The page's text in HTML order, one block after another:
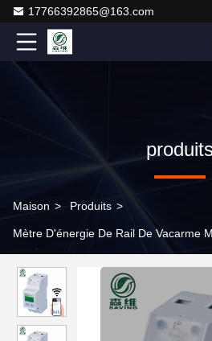
17766392865@163.com
Maison > Produits >
Mètre D'énergie De Rail De Vacarme
d'énergie de rail de vacarme